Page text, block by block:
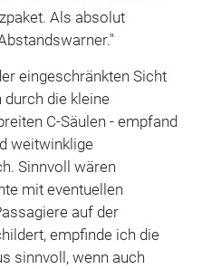
Als absolut
eingeschränkten Sicht
durch die kleine
C-Säulen - empfand
weitwinklige
Sinnvoll wären
mit eventuellen
auf der
empfinde ich die
sinnvoll, wenn auch